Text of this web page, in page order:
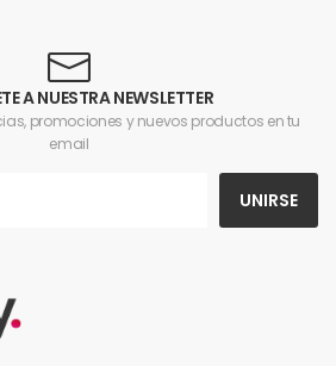
A NUESTRA NEWSLETTER
promociones y nuevos productos en tu
email
UNIRSE